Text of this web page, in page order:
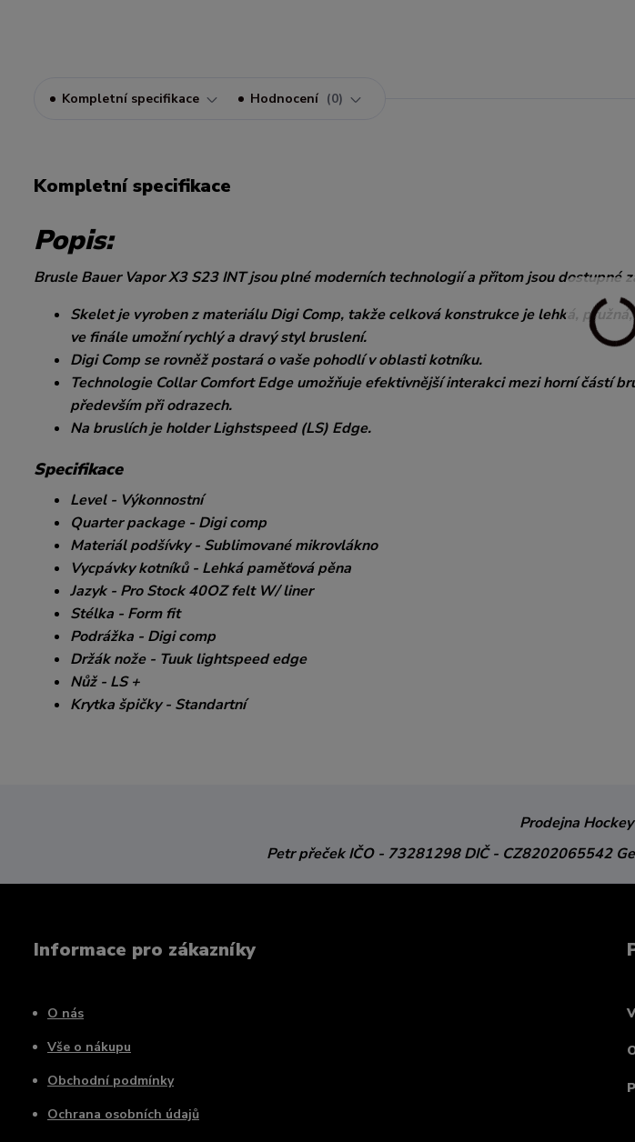
Kompletní specifikace Hodnocení 0
Kompletní specifikace
Popis:
Brusle Bauer Vapor X3 S23 INT jsou plné moderních technologií a přitom jsou dostupné
Skelet je vyroben z materiálu Digi Comp, takže celková konstrukce je lehká,
ve finále umožní rychlý a dravý styl bruslení.
Digi Comp se rovněž postará o vaše pohodlí v oblasti kotníku.
Technologie Collar Comfort Edge umožňuje efektivnější interakci mezi horní částí
především při odrazech.
Na bruslích je holder Lighstspeed (LS) Edge.
Specifikace
Level - Výkonnostní
Quarter package - Digi comp
Materiál podšívky - Sublimované mikrovlákno
Vycpávky kotníků - Lehká paměťová pěna
Jazyk - Pro Stock 40OZ felt W/ liner
Stélka - Form fit
Podrážka - Digi comp
Držák nože - Tuuk lightspeed edge
Nůž - LS +
Krytka špičky - Standartní
Prodejna
Petr přečekIČO - 73281298DIČ - CZ8202065542
Informace pro zákazníky
O nás
Vše o nákupu
Obchodní podmínky
Ochrana osobních údajů